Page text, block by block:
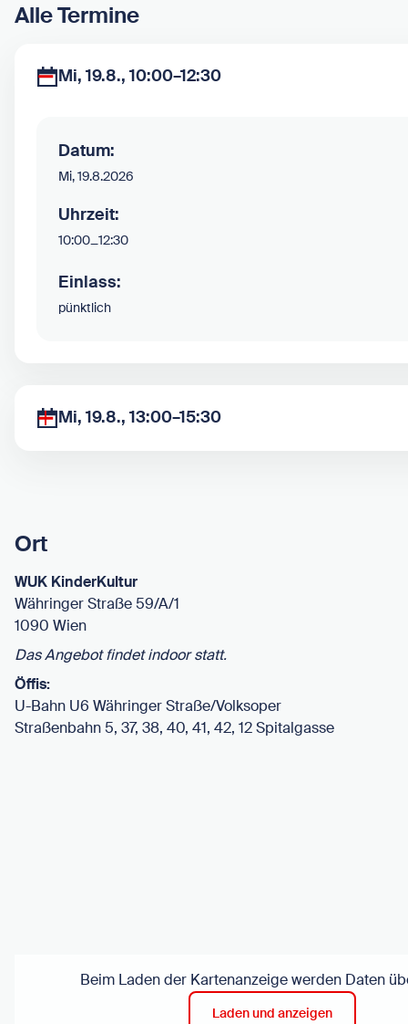
Alle Termine
Mi, 19.8., 10:00–12:30
Datum:
Mi, 19.8.2026
Uhrzeit:
10:00–12:30
Einlass:
pünktlich
Mi, 19.8., 13:00–15:30
Ort
WUK KinderKultur
Währinger Straße 59/A/1
1090 Wien
Das Angebot findet indoor statt.
Öffis:
U-Bahn U6 Währinger Straße/Volksoper
Straßenbahn 5, 37, 38, 40, 41, 42, 12 Spitalgasse
Beim Laden der Kartenanzeige werden Daten
Laden und anzeigen